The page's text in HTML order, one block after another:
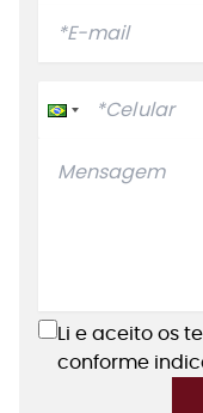
Li e aceito os
conforme